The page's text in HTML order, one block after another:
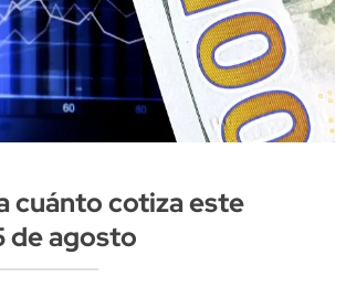
cuánto cotiza este
de agosto